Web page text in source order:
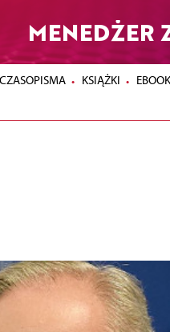
MENEDŻER
CZASOPISMA KSIĄŻKI